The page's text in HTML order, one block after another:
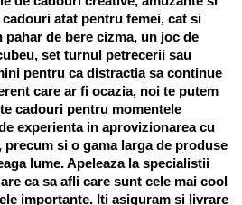
atat pentru femei, cat si
de bere cizma, un joc de
set turnul petrecerii sau
pentru ca distractia sa continue
care ar fi ocazia, noi te putem
cadouri pentru momentele
experienta in aprovizionarea cu
si o gama larga de produse
lume. Apeleaza la specialistii
ca sa afli care sunt cele mai cool
importante. Iti asiguram si livrare